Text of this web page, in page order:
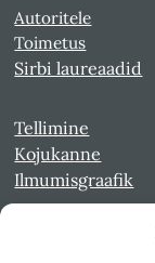
Autoritele
Toimetus
Sirbi laureaadid
Tellimine
Kojukanne
Ilmumisgraafik